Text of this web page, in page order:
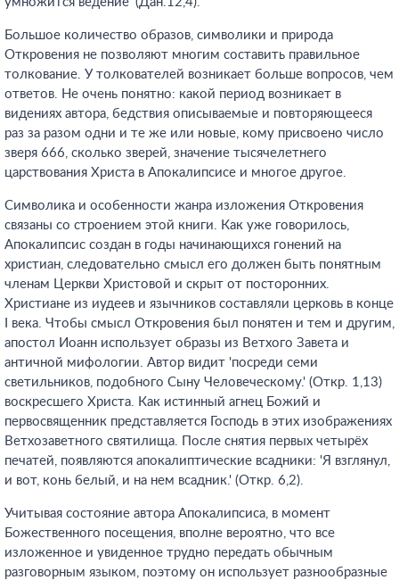
Большое количество образов, символики и природа
Откровения не позволяют многим составить правильное
толкование. У толкователей возникает больше вопросов, чем
ответов. Не очень понятно: какой период возникает в
видениях автора, бедствия описываемые и повторяющееся
раз за разом одни и те же или новые, кому присвоено число
зверя 666, сколько зверей, значение тысячелетнего
царствования Христа в Апокалипсисе и многое другое.
Символика и особенности жанра изложения Откровения
связаны со строением этой книги. Как уже говорилось,
Апокалипсис создан в годы начинающихся гонений на
христиан, следовательно смысл его должен быть понятным
членам Церкви Христовой и скрыт от посторонних.
Христиане из иудеев и язычников составляли церковь в конце
I века. Чтобы смысл Откровения был понятен и тем и другим,
апостол Иоанн использует образы из Ветхого Завета и
античной мифологии. Автор видит 'посреди семи
светильников, подобного Сыну Человеческому.' (Откр. 1,13)
воскресшего Христа. Как истинный агнец Божий и
первосвященник представляется Господь в этих изображениях
Ветхозаветного святилища. После снятия первых четырёх
печатей, появляются апокалиптические всадники: 'Я взглянул,
и вот, конь белый, и на нем всадник.' (Откр. 6,2).
Учитывая состояние автора Апокалипсиса, в момент
Божественного посещения, вполне вероятно, что все
изложенное и увиденное трудно передать обычным
разговорным языком, поэтому он использует разнообразные